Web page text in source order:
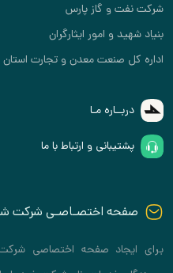
شرکت نفت و گاز پارس
بنیاد شهید و امور ایثارگران
اداره کل صنعت معدن و تجارت استان
دربــاره مـا
پشتیبانی و ارتباط با ما
صفحه اختصـاصـی شرکت
برای ایجاد صفحه اختصاصی